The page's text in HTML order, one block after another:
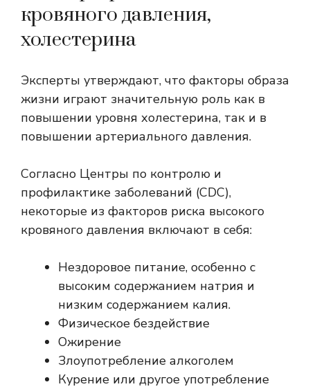
кровяного давления,
холестерина
Эксперты утверждают, что факторы образа
жизни играют значительную роль как в
повышении уровня холестерина, так и в
повышении артериального давления.
Согласно Центры по контролю и
профилактике заболеваний (CDC),
некоторые из факторов риска высокого
кровяного давления включают в себя:
Нездоровое питание, особенно с
высоким содержанием натрия и
низким содержанием калия.
Физическое бездействие
Ожирение
Злоупотребление алкоголем
Курение или другое употребление